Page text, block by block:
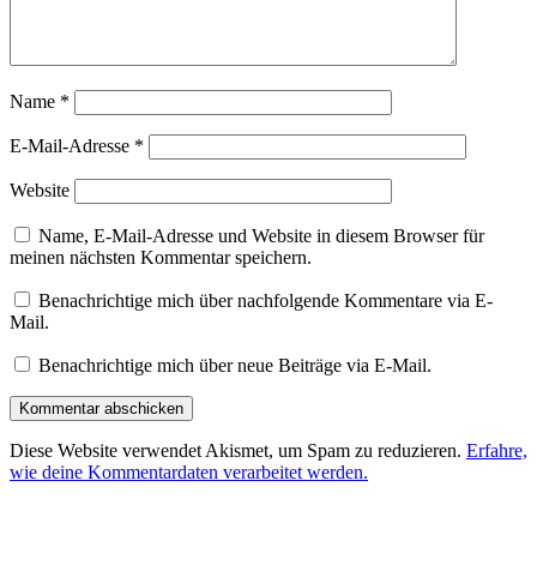
Name *
E-Mail-Adresse *
Website
Name, E-Mail-Adresse und Website in diesem Browser für
meinen nächsten Kommentar speichern.
Benachrichtige mich über nachfolgende Kommentare via E-
Mail.
Benachrichtige mich über neue Beiträge via E-Mail.
Diese Website verwendet Akismet, um Spam zu reduzieren. Erfahre,
wie deine Kommentardaten verarbeitet werden.